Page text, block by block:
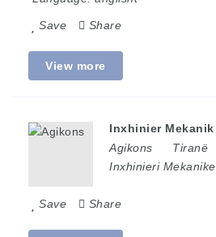
Save Share
View more
Inxhinier Mekanik
Agikons
Tiranë
Inxhinieri Mekanike
Save Share